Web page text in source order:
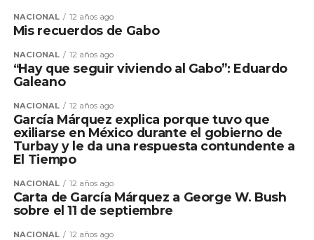
NACIONAL 12 años ago
Mis recuerdos de Gabo
NACIONAL 12 años ago
“Hay que seguir viviendo al Gabo”: Eduardo
Galeano
NACIONAL 12 años ago
García Márquez explica porque tuvo que
exiliarse en México durante el gobierno de
Turbay y le da una respuesta contundente a
El Tiempo
NACIONAL 12 años ago
Carta de García Márquez a George W. Bush
sobre el 11 de septiembre
NACIONAL 12 años ago